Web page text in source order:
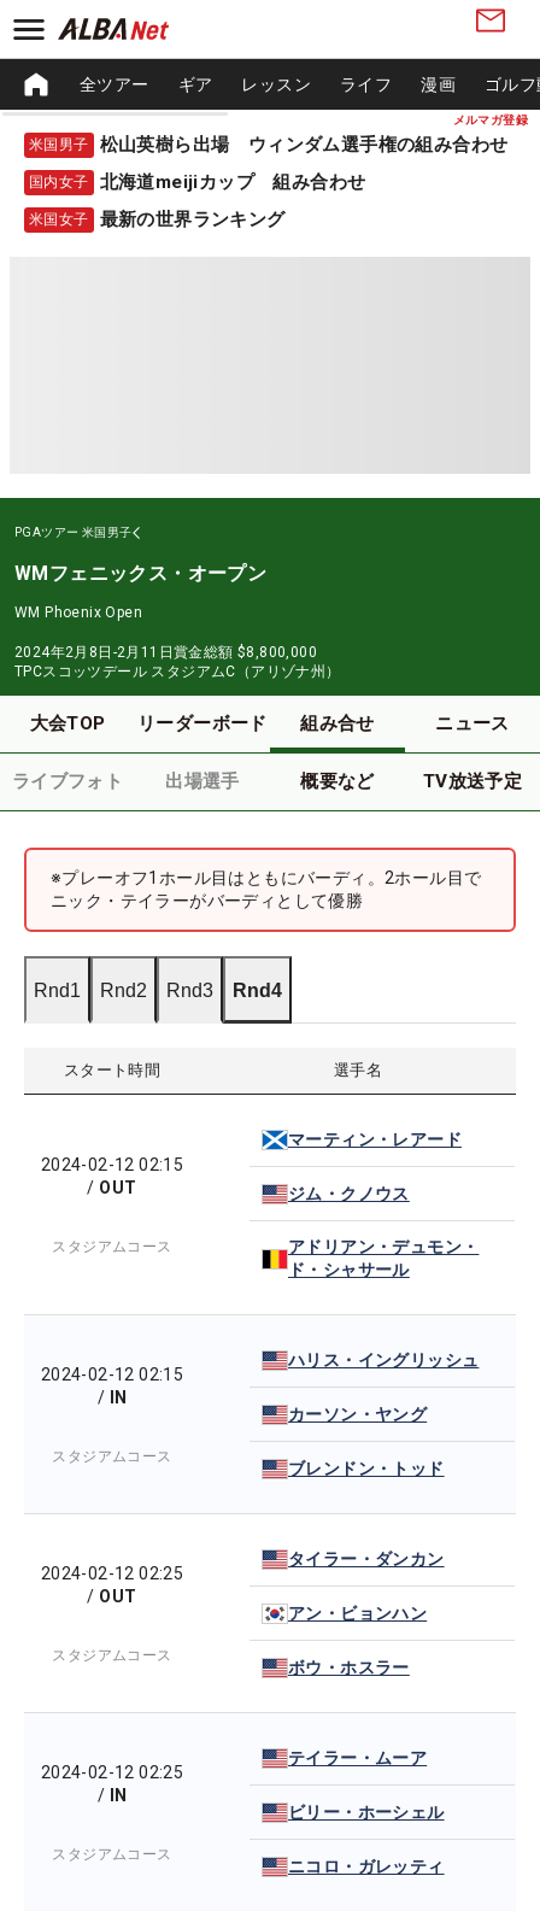
メルマガ登録
全ツアー ギア レッスン ライフ 漫画 ゴル
米国男子 松山英樹ら出場 ウィンダム選手権の組み合わせ
国内女子 北海道meijiカップ 組み合わせ
米国女子 最新の世界ランキング
PGAツアー 米国男子
WMフェニックス・オープン
WM Phoenix Open
2024年2月8日-2月11日賞金総額 $8,800,000
TPCスコッツデール スタジアムC（アリゾナ州）
大会TOP リーダーボード 組み合せ ニュース
ライブフォト 出場選手 概要など TV放送予定
※プレーオフ1ホール目はともにバーディ。2ホール目で
ニック・テイラーがバーディとして優勝
Rnd1 Rnd2 Rnd3 Rnd4
スタート時間 選手名
2024-02-12 02:15
/ OUT
スタジアムコース
マーティン・レアード
ジム・クノウス
アドリアン・デュモン・
ド・シャサール
2024-02-12 02:15
/
IN
スタジアムコース
ハリス・イングリッシュ
カーソン・ヤング
ブレンドン・トッド
2024-02-12 02:25
/ OUT
スタジアムコース
タイラー・ダンカン
アン・ビョンハン
ボウ・ホスラー
2024-02-12 02:25
/
IN
スタジアムコース
テイラー・ムーア
ビリー・ホーシェル
ニコロ・ガレッティ